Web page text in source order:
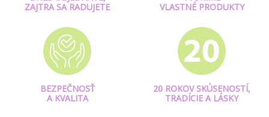
ZAJTRA SA RADUJETE
VLASTNÉ PRODUKTY
BEZPEČNOSŤ
A KVALITA
20 ROKOV SKÚSENOSTÍ,
TRADÍCIE A LÁSKY